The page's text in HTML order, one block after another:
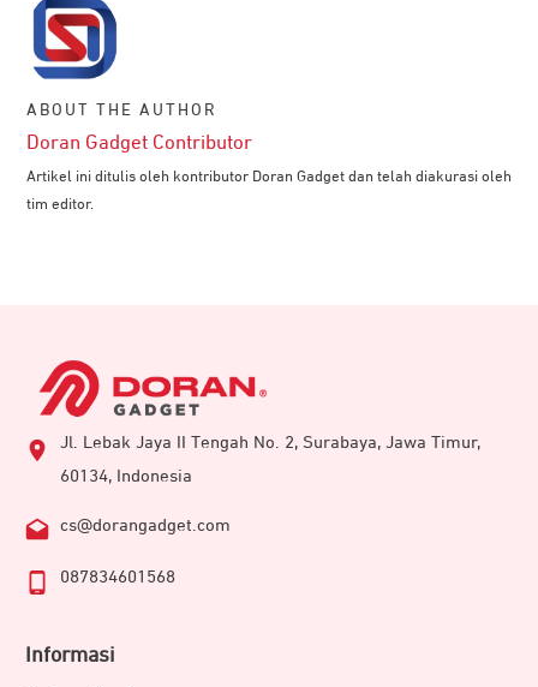
ABOUT THE AUTHOR
Doran Gadget Contributor
Artikel ini ditulis oleh kontributor Doran Gadget dan telah diakurasi oleh
tim editor.
Jl. Lebak Jaya II Tengah No. 2, Surabaya, Jawa Timur,
60134, Indonesia
cs@dorangadget.com
087834601568
Informasi